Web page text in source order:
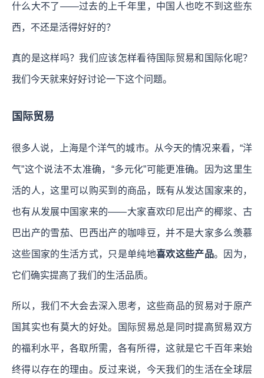
什么大不了——过去的上千年里，中国人也吃不到这些东
西，不还是活得好好的？
真的是这样吗？我们应该怎样看待国际贸易和国际化呢？
我们今天就来好好讨论一下这个问题。
国际贸易
很多人说，上海是个洋气的城市。从今天的情况来看，“洋
气”这个说法不太准确，“多元化”可能更准确。因为这里生
活的人，这里可以购买到的商品，既有从发达国家来的，
也有从发展中国家来的——大家喜欢印尼出产的椰浆、古
巴出产的雪茄、巴西出产的咖啡豆，并不是大家多么羡慕
这些国家的生活方式，只是单纯地喜欢这些产品。因为，
它们确实提高了我们的生活品质。
所以，我们不大会去深入思考，这些商品的贸易对于原产
国其实也有莫大的好处。国际贸易总是同时提高贸易双方
的福利水平，各取所需，各有所得，这就是它千百年来始
终得以存在的理由。反过来说，今天我们的生活在全球层